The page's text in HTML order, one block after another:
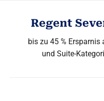
Regent
bis zu 45 %
und Suite-